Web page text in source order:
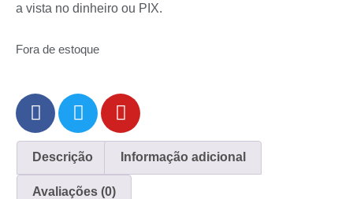
a vista no dinheiro ou PIX.
Fora de estoque
Descrição Informação adicional
Avaliações (0)